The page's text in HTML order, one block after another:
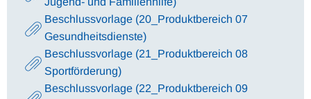
Beschlussvorlage (20_Produktbereich 07
Gesundheitsdienste)
Beschlussvorlage (21_Produktbereich 08
Sportförderung)
Beschlussvorlage (22_Produktbereich 09